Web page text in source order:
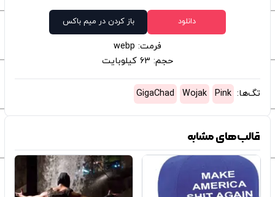
دانلود باز کردن در میم باکس
فرمت: webp
حجم: 63 کیلوبایت
تگ‌ها: Pink
Wojak
GigaChad
قالب‌های مشابه